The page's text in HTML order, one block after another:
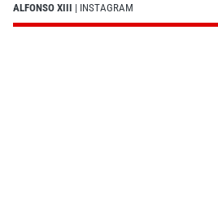
ALFONSO XIII | INSTAGRAM